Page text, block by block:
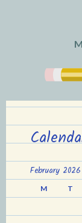
February 2026
M T